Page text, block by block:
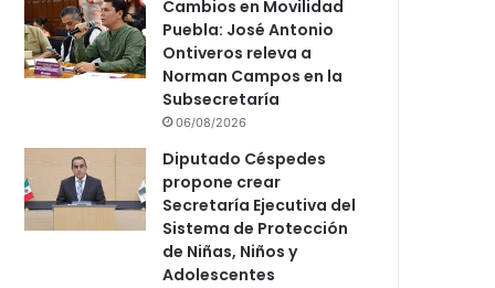
Cambios en Movilidad
Puebla: José Antonio
Ontiveros releva a
Norman Campos en la
Subsecretaría
06/08/2026
Diputado Céspedes
propone crear
Secretaría Ejecutiva del
Sistema de Protección
de Niñas, Niños y
Adolescentes